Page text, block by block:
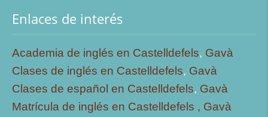
Enlaces de interés
Academia de inglés en Castelldefels, Gavà
Clases de inglés en Castelldefels, Gavà
Clases de español en Castelldefels, Gavà
Matrícula de inglés en Castelldefels , Gavà